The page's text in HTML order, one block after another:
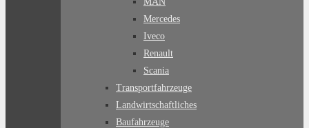
Mercedes
Iveco
Renault
Scania
Transportfahrzeuge
Landwirtschaftliches
Baufahrzeuge